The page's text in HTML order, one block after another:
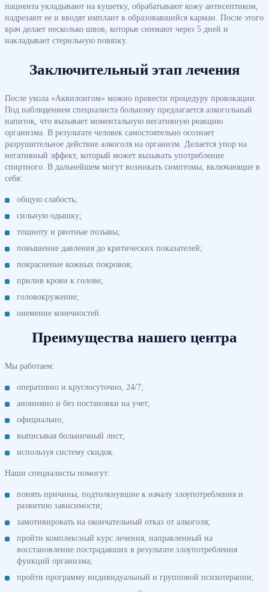
пациента укладывают на кушетку, обрабатывают кожу антисептиком,
надрезают ее и вводят имплант в образовавшийся карман. После этого
врач делает несколько швов, которые снимают через 5 дней и
накладывает стерильную повязку.
Заключительный этап лечения
После укола «Аквилонгом» можно провести процедуру провокации.
Под наблюдением специалиста больному предлагается алкогольный
напиток, что вызывает моментальную негативную реакцию
организма. В результате человек самостоятельно осознает
разрушительное действие алкоголя на организм. Делается упор на
негативный эффект, который может вызывать употребление
спиртного. В дальнейшем могут возникать симптомы, включающие в
себя:
общую слабость;
сильную одышку;
тошноту и рвотные позывы;
повышение давления до критических показателей;
покраснение кожных покровов;
прилив крови к голове;
головокружение;
онемение конечностей.
Преимущества нашего центра
Мы работаем:
оперативно и круглосуточно, 24/7;
анонимно и без постановки на учет;
официально;
выписывая больничный лист;
используя систему скидок.
Наши специалисты помогут:
понять причины, подтолкнувшие к началу злоупотребления и
развитию зависимости;
замотивировать на окончательный отказ от алкоголя;
пройти комплексный курс лечения, направленный на
восстановление пострадавших в результате злоупотребления
функций организма;
пройти программу индивидуальный и групповой психотерапии;